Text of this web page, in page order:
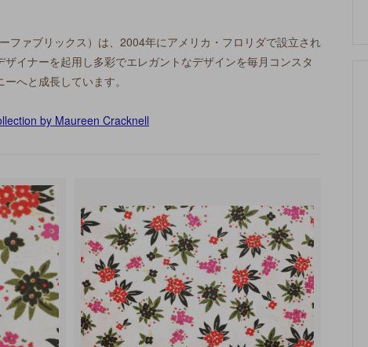
ーファブリックス）は、2004年にアメリカ・フロリダで設立され
イナーを起用し多彩でエレガントなデザインを毎月コンスタ
へと成長しています。